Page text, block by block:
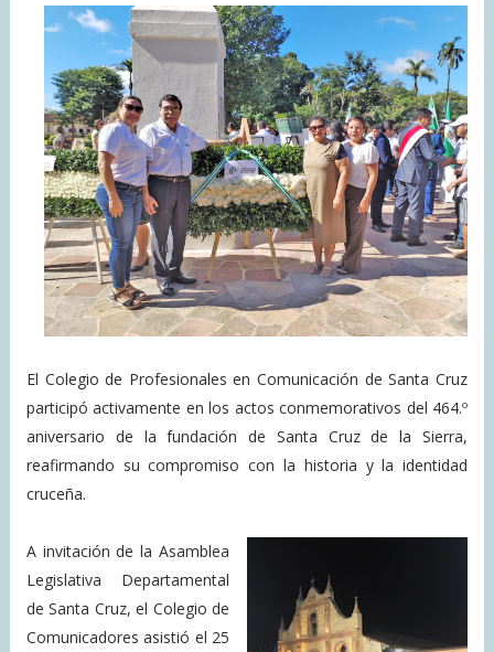
El Colegio de Profesionales en Comunicación de Santa Cruz
participó activamente en los actos conmemorativos del 464.º
aniversario de la fundación de Santa Cruz de la Sierra,
reafirmando su compromiso con la historia y la identidad
cruceña.
A invitación de la Asamblea
Legislativa Departamental
de Santa Cruz, el Colegio de
Comunicadores asistió el 25